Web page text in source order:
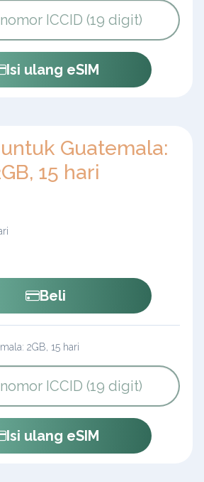
Isi ulang eSIM
Guatemala:
15 hari
Beli
2GB, 15 hari
Isi ulang eSIM